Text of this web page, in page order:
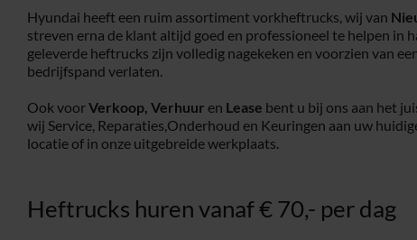
Hyundai heeft een ruim assortiment vorkheftrucks, wij van
streven erna de klant altijd goed en professioneel te helpen in
geleverde heftrucks zijn volledig nagekeken en voorzien van
bedrijfspand verlaten.
Ook voorVerkoop, Verhuur en Lease bent u bij ons aan het
wij Service, Reparaties,Onderhoud en Keuringen aan uw
locatie of in onze uitgebreide werkplaats.
Heftrucks huren vanaf € 70,- per dag